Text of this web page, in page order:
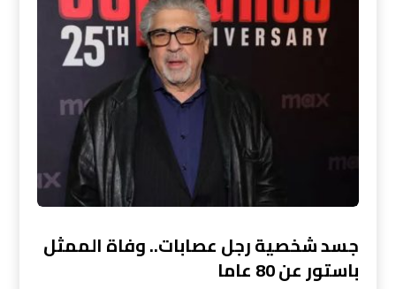
جسد شخصية رجل عصابات.. وفاة الممثل
باستور عن 80 عاما